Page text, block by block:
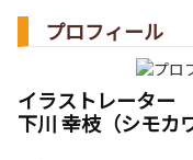
プロフィール
イラストレーター
下川 幸枝（シモカ